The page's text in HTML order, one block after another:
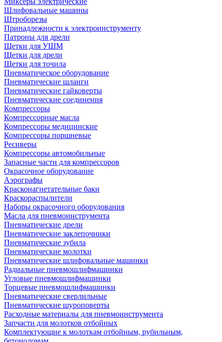
Шлифовальные машины
Штроборезы
Принадлежности к электроинструменту
Патроны для дрели
Щетки для УШМ
Щетки для дрели
Щетки для точила
Пневматическое оборудование
Пневматические шланги
Пневматические гайковерты
Пневматические соединения
Компрессоры
Компрессорные масла
Компрессоры медицинские
Компрессоры поршневые
Ресиверы
Компрессоры автомобильные
Запасные части для компрессоров
Окрасочное оборудование
Аэрографы
Красконагнетательные баки
Краскораспылители
Наборы окрасочного оборудования
Масла для пневмоинструмента
Пневматические дрели
Пневматические заклепочники
Пневматические зубила
Пневматические молотки
Пневматические шлифовальные машинки
Радиальные пневмошлифмашинки
Угловые пневмошлифмашинки
Торцевые пневмошлифмашинки
Пневматические сверлильные
Пневматические шуроповерты
Расходные материалы для пневмоинструмента
Запчасти для молотков отбойных
Комплектующие к молоткам отбойным, рубильным,